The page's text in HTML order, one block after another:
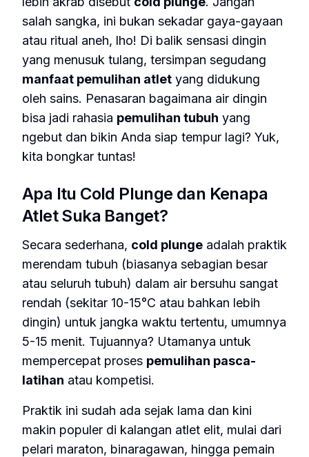
salah sangka, ini bukan sekadar gaya-gayaan
atau ritual aneh, lho! Di balik sensasi dingin
yang menusuk tulang, tersimpan segudang
manfaat pemulihan atlet yang didukung
oleh sains. Penasaran bagaimana air dingin
bisa jadi rahasia pemulihan tubuh yang
ngebut dan bikin Anda siap tempur lagi? Yuk,
kita bongkar tuntas!
Apa Itu Cold Plunge dan Kenapa
Atlet Suka Banget?
Secara sederhana, cold plunge adalah praktik
merendam tubuh (biasanya sebagian besar
atau seluruh tubuh) dalam air bersuhu sangat
rendah (sekitar 10-15°C atau bahkan lebih
dingin) untuk jangka waktu tertentu, umumnya
5-15 menit. Tujuannya? Utamanya untuk
mempercepat proses pemulihan pasca-
latihan atau kompetisi.
Praktik ini sudah ada sejak lama dan kini
makin populer di kalangan atlet elit, mulai dari
pelari maraton, binaragawan, hingga pemain